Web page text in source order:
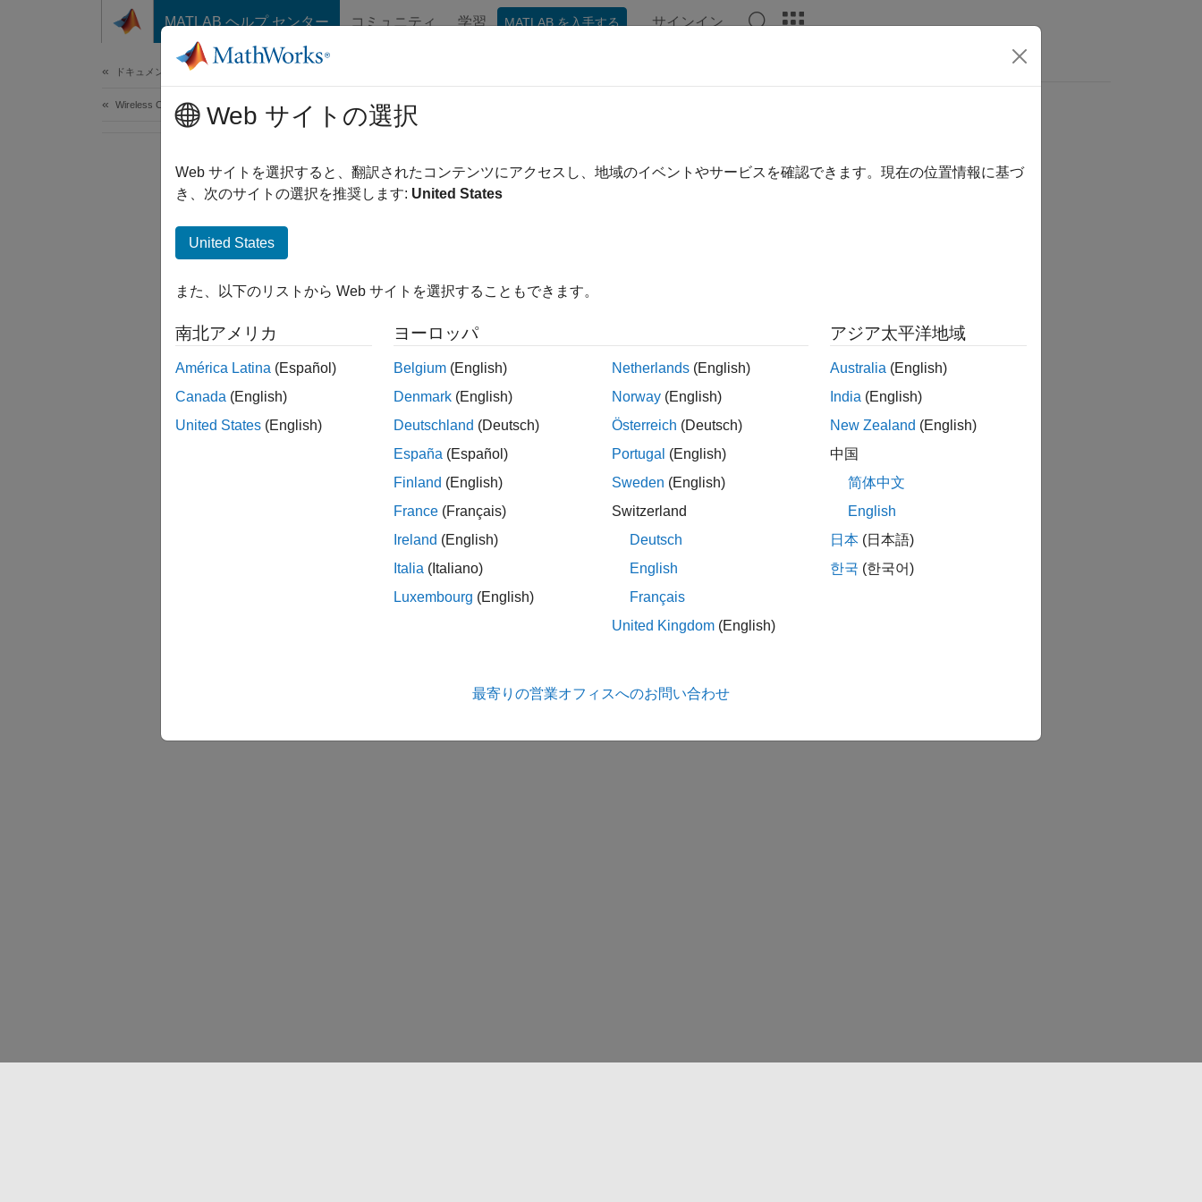
コンテンツへスキップ
MATLAB ヘルプ センター コミュニティ 学習 MATLAB を入手する サインイン
ドキュメンテーションのホーム
Wireless Communications
How useful was this information?
Web サイトの選択
Web サイトを選択すると、翻訳されたコンテンツにアクセスし、地域のイベントやサービスを確認できます。現在の位置情報に基づ
き、次のサイトの選択を推奨します: United States
United States
また、以下のリストから Web サイトを選択することもできます。
南北アメリカ
América Latina (Español)
Canada (English)
United States (English)
ヨーロッパ
Belgium (English)
Denmark (English)
Deutschland (Deutsch)
España (Español)
Finland (English)
France (Français)
Ireland (English)
Italia (Italiano)
Luxembourg (English)
Netherlands (English)
Norway (English)
Österreich (Deutsch)
Portugal (English)
Sweden (English)
Switzerland
Deutsch
English
Français
United Kingdom (English)
アジア太平洋地域
Australia (English)
India (English)
New Zealand (English)
中国
简体中文
English
日本 (日本語)
한국 (한국어)
最寄りの営業オフィスへのお問い合わせ